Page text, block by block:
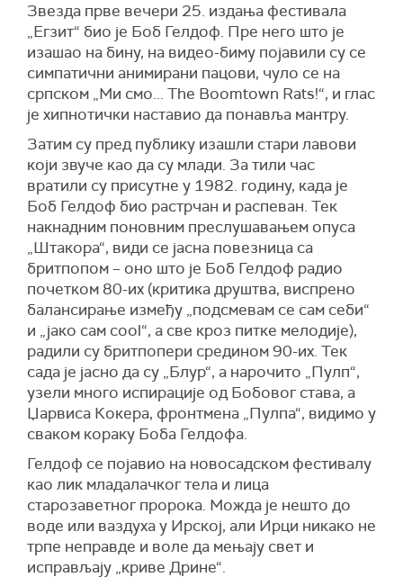
Звезда прве вечери 25. издања фестивала
„Егзит“ био је Боб Гелдоф. Пре него што је
изашао на бину, на видео-биму појавили су се
симпатични анимирани пацови, чуло се на
српском „Ми смо... The Boomtown Rats!“, и глас
је хипнотички наставио да понавља мантру.
Затим су пред публику изашли стари лавови
који звуче као да су млади. За тили час
вратили су присутне у 1982. годину, када је
Боб Гелдоф био растрчан и распеван. Тек
накнадним поновним преслушавањем опуса
„Штакора“, види се јасна повезница са
бритпопом – оно што је Боб Гелдоф радио
почетком 80-их (критика друштва, виспрено
балансирање између „подсмевам се сам себи“
и „јако сам cool“, а све кроз питке мелодије),
радили су бритпопери средином 90-их. Тек
сада је јасно да су „Блур“, а нарочито „Пулп“,
узели много испирације од Бобовог става, а
Џарвиса Кокера, фронтмена „Пулпа“, видимо у
сваком кораку Боба Гелдофа.
Гелдоф се појавио на новосадском фестивалу
као лик младалачког тела и лица
старозаветног пророка. Можда је нешто до
воде или ваздуха у Ирској, али Ирци никако не
трпе неправде и воле да мењају свет и
исправљају „криве Дрине“.